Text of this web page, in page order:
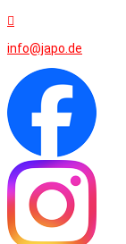

info@japo.de